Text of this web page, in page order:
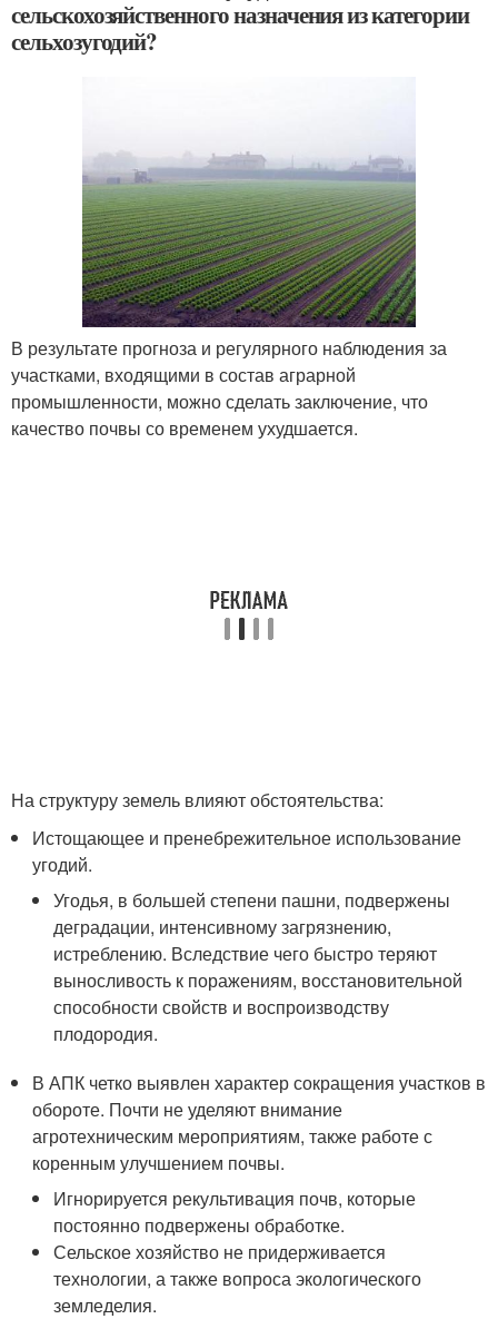
сельскохозяйственного назначения из категории
сельхозугодий?
В результате прогноза и регулярного наблюдения за
участками, входящими в состав аграрной
промышленности, можно сделать заключение, что
качество почвы со временем ухудшается.
На структуру земель влияют обстоятельства:
Истощающее и пренебрежительное использование
угодий.
Угодья, в большей степени пашни, подвержены
деградации, интенсивному загрязнению,
истреблению. Вследствие чего быстро теряют
выносливость к поражениям, восстановительной
способности свойств и воспроизводству
плодородия.
В АПК четко выявлен характер сокращения участков в
обороте. Почти не уделяют внимание
агротехническим мероприятиям, также работе с
коренным улучшением почвы.
Игнорируется рекультивация почв, которые
постоянно подвержены обработке.
Сельское хозяйство не придерживается
технологии, а также вопроса экологического
земледелия.